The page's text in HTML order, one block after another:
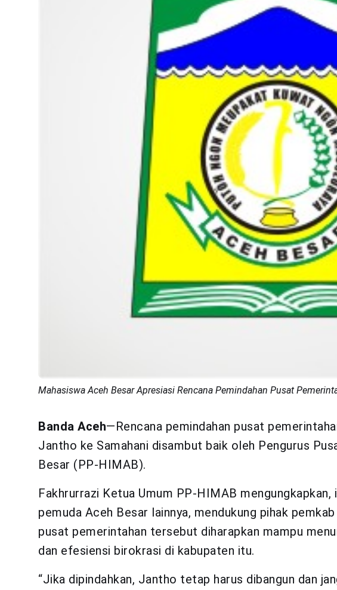
Mahasiswa Aceh Besar Apresiasi Rencana Pemindahan Pusat
Banda Aceh—Rencana pemindahan pusat
Jantho ke Samahani disambut baik oleh Pengurus
Besar (PP-HIMAB).
Fakhrurrazi Ketua Umum PP-HIMAB mengungkapkan,
pemuda Aceh Besar lainnya, mendukung pihak
pusat pemerintahan tersebut diharapkan mampu
dan efesiensi birokrasi di kabupaten itu.
“Jika dipindahkan, Jantho tetap harus dibangun dan